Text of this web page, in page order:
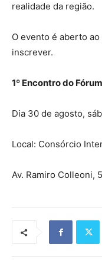
realidade da região.
O evento é aberto
inscrever.
1º Encontro do
Dia 30 de agosto,
Local: Consórcio
Av. Ramiro Colleoni,